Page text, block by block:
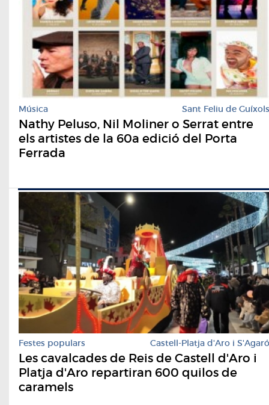
Música Sant Feliu de Guíxols
Nathy Peluso, Nil Moliner o Serrat entre
els artistes de la 60a edició del Porta
Ferrada
Festes populars Castell-Platja d'Aro i S'Agaró
Les cavalcades de Reis de Castell d'Aro i
Platja d'Aro repartiran 600 quilos de
caramels